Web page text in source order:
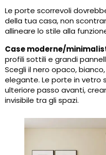
Le porte scorrevoli
della tua casa, non
allineare lo stile alla
Case moderne/
profili sottili e grandi
Scegli il nero opaco,
elegante. Le porte in vetro
ulteriore passo avanti,
invisibile tra gli spazi.